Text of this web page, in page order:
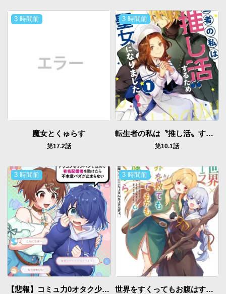
3 時間前
魔女とくゅらす
第17.2話
3 時間前
転生者の私は〝推し活〟するため聖女になりました！
第10.1話
3 時間前
【悲報】コミュ力0オタク少女、ドラゴンをワンパンで沈めて有名配信者を助けたら不本意バズが止まらない
3 時間前
世界をすくってもお腹はすくから